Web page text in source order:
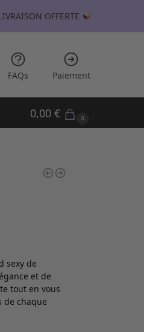
OFFERTE
FAQs Paiement
0,00 € 0
sexy de
et de
tout en vous
chaque